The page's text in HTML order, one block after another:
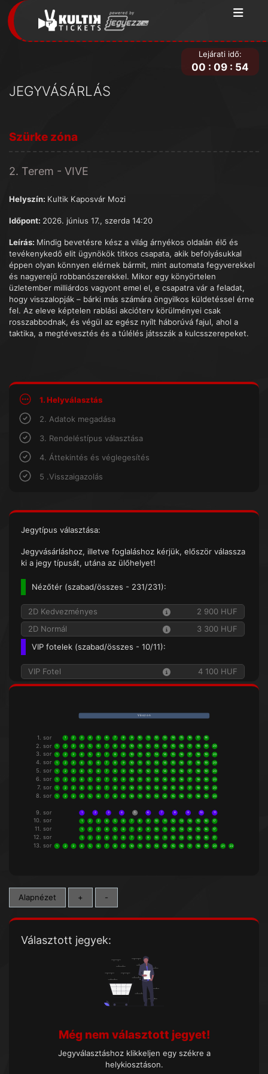
JEGYVÁSÁRLÁS
Lejárati idő:
00 : 09 : 54
Szürke zóna
2. Terem - VIVE
Helyszín: Kultik Kaposvár Mozi
Időpont: 2026. június 17., szerda 14:20
Leírás: Mindig bevetésre kész a világ árnyékos oldalán élő és
tevékenykedő elit ügynökök titkos csapata, akik befolyásukkal
éppen olyan könnyen elérnek bármit, mint automata fegyverekkel
és nagyerejű robbanószerekkel. Mikor egy könyörtelen
üzletember milliárdos vagyont emel el, e csapatra vár a feladat,
hogy visszalopják – bárki más számára öngyilkos küldetéssel érne
fel. Az eleve képtelen rablási akcióterv körülményei csak
rosszabbodnak, és végül az egész nyílt háborúvá fajul, ahol a
taktika, a megtévesztés és a túlélés játsszák a kulcsszerepeket.
1. Helyválasztás
2. Adatok megadása
3. Rendeléstípus választása
4. Áttekintés és véglegesítés
5 .Visszaigazolás
Jegytípus választása:
Jegyvásárláshoz, illetve foglaláshoz kérjük, először válassza
ki a jegy típusát, utána az ülőhelyet!
Nézőtér (szabad/összes - 231/231):
2D Kedvezményes
2 900 HUF
2D Normál
3 300 HUF
VIP fotelek (szabad/összes - 10/11):
VIP Fotel 4 100 HUF
V á s z o n
1. sor 1 2 3 4 5 6 7 8 9 10 11 12 13 14 15 16 17 18
2. sor 1 2 3 4 5 6 7 8 9 10 11 12 13 14 15 16 17 18 19 20
3. sor 1 2 3 4 5 6 7 8 9 10 11 12 13 14 15 16 17 18 19 20
4. sor 1 2 3 4 5 6 7 8 9 10 11 12 13 14 15 16 17 18 19 20
5. sor 1 2 3 4 5 6 7 8 9 10 11 12 13 14 15 16 17 18 19 20
6. sor 1 2 3 4 5 6 7 8 9 10 11 12 13 14 15 16 17 18 19 20
7. sor 1 2 3 4 5 6 7 8 9 10 11 12 13 14 15 16 17 18 19 20
8. sor 1 2 3 4 5 6 7 8 9 10 11 12 13 14 15 16 17 18 19 20
9. sor 1 2 3 4 5 6 7 8 9 10 11
10. sor 1 2 3 4 5 6 7 8 9 10 11 12 13 14 15 16 17
11. sor 1 2 3 4 5 6 7 8 9 10 11 12 13 14 15 16 17
12. sor 1 2 3 4 5 6 7 8 9 10 11 12 13 14 15 16 17
13. sor 1 2 3 4 5 6 7 8 9 10 11 12 13 14 15 16 17 18 19 20 21 22
Alapnézet + -
Választott jegyek:
Még nem választott jegyet!
Jegyválasztáshoz klikkeljen egy székre a
helykiosztáson.